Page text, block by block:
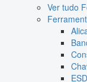
Ver tudo